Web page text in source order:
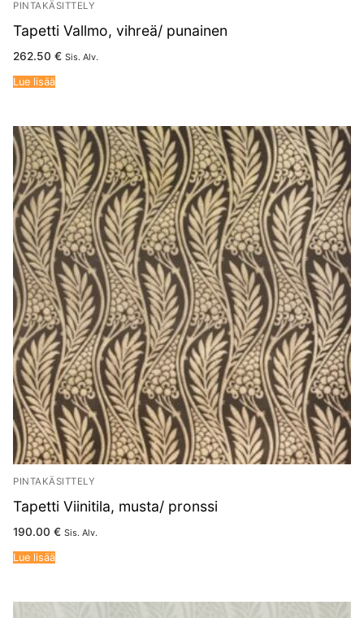
PINTAKÄSITTELY
Tapetti Vallmo, vihreä/ punainen
262.50 € Sis. Alv.
Lue lisää
PINTAKÄSITTELY
Tapetti Viinitila, musta/ pronssi
190.00 € Sis. Alv.
Lue lisää